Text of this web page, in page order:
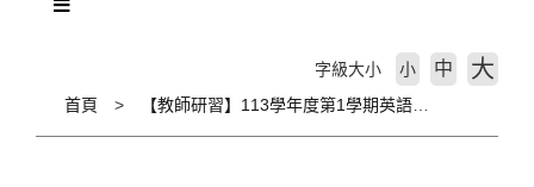
首頁
字級大小 小 中 大